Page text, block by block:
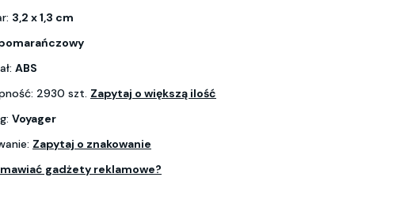
3,2 x 1,3 cm
ABS
2930 szt. Zapytaj o większą ilość
Voyager
Zapytaj o znakowanie
gadżety reklamowe?